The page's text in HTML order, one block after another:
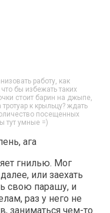
работу, как
бы избежать таких
стоит барин на джыпе,
к крыльцу? ждать
посещенных
тут умные =)
ага
гнилью. Мог
или заехать
свою парашу, и
раз у него не
заниматься чем-то